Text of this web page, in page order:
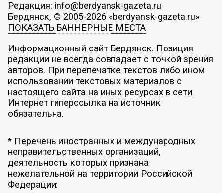
Редакция: info@berdyansk-gazeta.ru
Бердянск, © 2005-2026 «berdyansk-gazeta.ru»
ПОКАЗАТЬ БАННЕРНЫЕ МЕСТА
Информационный сайт Бердянск. Позиция
редакции не всегда совпадает с точкой зрения
авторов. При перепечатке текстов либо ином
использовании текстовых материалов с
настоящего сайта на иных ресурсах в сети
Интернет гиперссылка на источник
обязательна.
* Перечень иностранных и международных
неправительственных организаций,
деятельность которых признана
нежелательной на территории Российской
Федерации: